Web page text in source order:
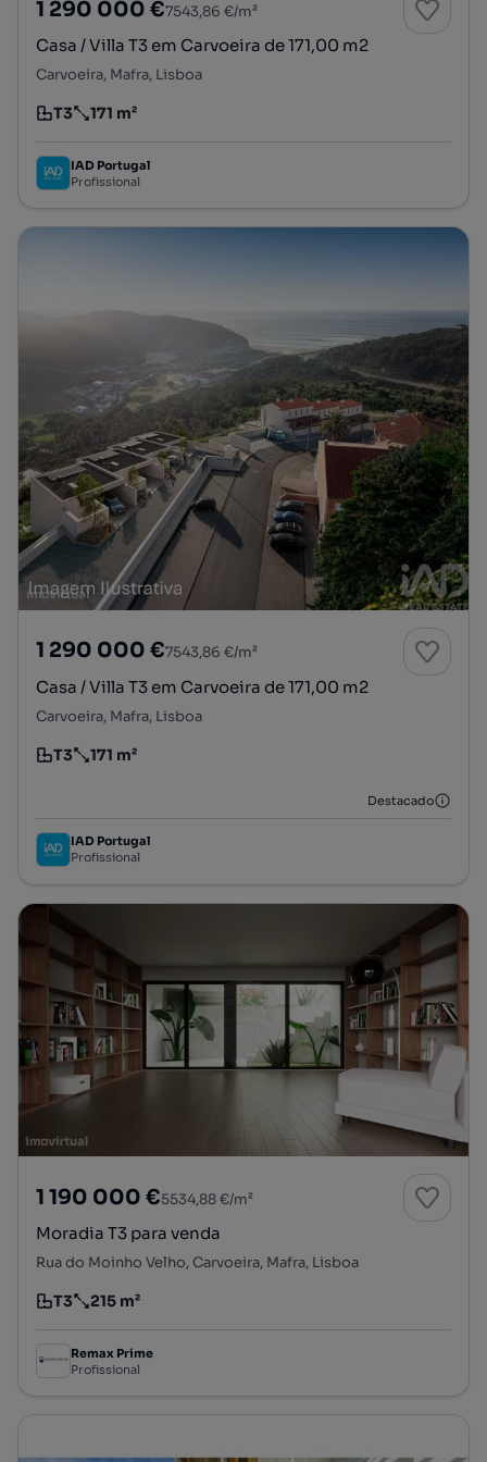
1 290 000 €7543,86 €/m²
Casa / Villa T3 em Carvoeira de 171,00 m2
Carvoeira, Mafra, Lisboa
Tipologia
T3
Preço por metro quadrado
171 m²
IAD Portugal
Profissional
1 290 000 €7543,86 €/m²
Casa / Villa T3 em Carvoeira de 171,00 m2
Carvoeira, Mafra, Lisboa
Tipologia
T3
Preço por metro quadrado
171 m²
Destacado
IAD Portugal
Profissional
1 190 000 €5534,88 €/m²
Moradia T3 para venda
Rua do Moinho Velho, Carvoeira, Mafra, Lisboa
Tipologia
T3
Preço por metro quadrado
215 m²
Remax Prime
Profissional